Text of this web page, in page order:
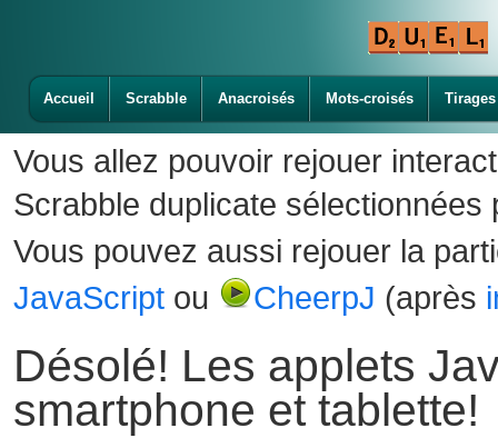
Accueil Scrabble Anacroisés Mots-croisés Tirages
Vous allez pouvoir rejouer
Scrabble duplicate sélectionnées
Vous pouvez aussi rejouer la
JavaScript ou CheerpJ (après
Désolé! Les applets
smartphone et tablette!